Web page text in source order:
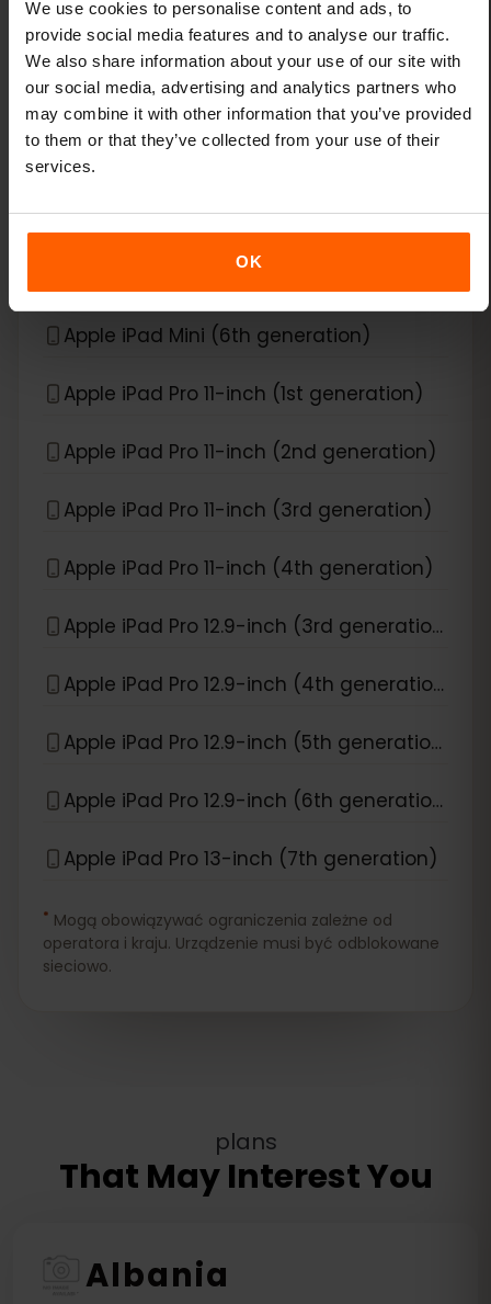
We use cookies to personalise content and ads, to
provide social media features and to analyse our traffic.
We also share information about your use of our site with
our social media, advertising and analytics partners who
may combine it with other information that you’ve provided
to them or that they’ve collected from your use of their
services.
OK
Apple iPad Air (3rd generation)
Apple iPad Air (4th generation)
Apple iPad Air (5th generation)
Apple iPad Air (6th generation)
Apple iPad Mini (6th generation)
Apple iPad Pro 11-inch (1st generation)
Apple iPad Pro 11-inch (2nd generation)
Apple iPad Pro 11-inch (3rd generation)
Apple iPad Pro 11-inch (4th generation)
Apple iPad Pro 12.9-inch (3rd generation)
Apple iPad Pro 12.9-inch (4th generation)
Apple iPad Pro 12.9-inch (5th generation)
Apple iPad Pro 12.9-inch (6th generation)
Apple iPad Pro 13-inch (7th generation)
* Mogą obowiązywać ograniczenia zależne od
operatora i kraju. Urządzenie musi być odblokowane
sieciowo.
plans
That May Interest You
Albania